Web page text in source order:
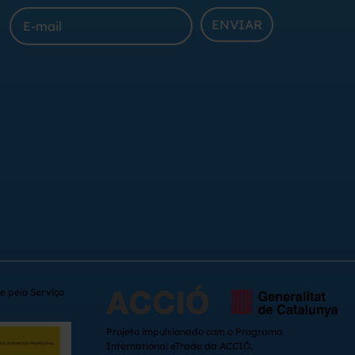
ENVIAR
pelo Serviço
Projeto impulsionado com o Programa
International eTrade da ACCIÓ.